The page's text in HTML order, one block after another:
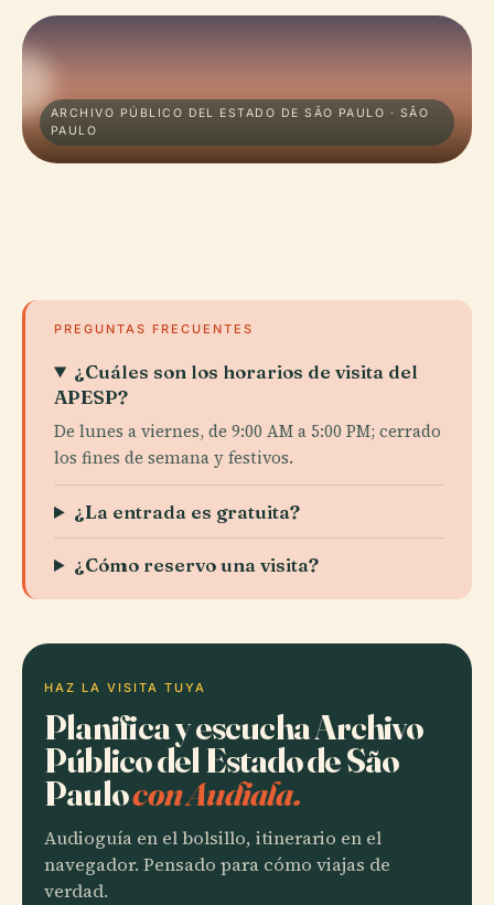
ARCHIVO PÚBLICO DEL ESTADO DE SÃO PAULO · SÃO
PAULO
PREGUNTAS FRECUENTES
¿Cuáles son los horarios de visita del
APESP?
De lunes a viernes, de 9:00 AM a 5:00 PM; cerrado
los fines de semana y festivos.
¿La entrada es gratuita?
¿Cómo reservo una visita?
HAZ LA VISITA TUYA
Planifica y escucha Archivo
Público del Estado de São
Paulocon Audiala.
Audioguía en el bolsillo, itinerario en el
navegador. Pensado para cómo viajas de
verdad.